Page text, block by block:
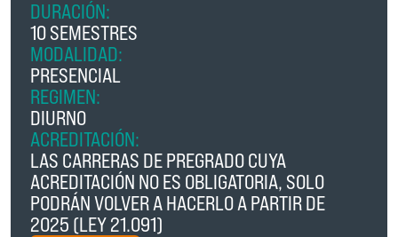
DURACIÓN:
10 SEMESTRES
MODALIDAD:
PRESENCIAL
REGIMEN:
DIURNO
ACREDITACIÓN:
LAS CARRERAS DE PREGRADO CUYA
ACREDITACIÓN NO ES OBLIGATORIA, SOLO
PODRÁN VOLVER A HACERLO A PARTIR DE
2025 (LEY 21.091)